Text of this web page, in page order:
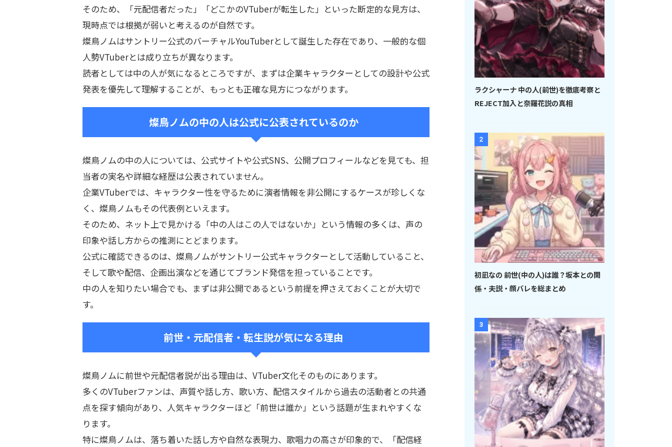
そのため、「元配信者だった」「どこかのVTuberが転生した」といった断定的な見方は、
現時点では根拠が弱いと考えるのが自然です。
燦鳥ノムはサントリー公式のバーチャルYouTuberとして誕生した存在であり、一般的な個
人勢VTuberとは成り立ちが異なります。
読者としては中の人が気になるところですが、まずは企業キャラクターとしての設計や公式
発表を優先して理解することが、もっとも正確な見方につながります。
燦鳥ノムの中の人は公式に公表されているのか
燦鳥ノムの中の人については、公式サイトや公式SNS、公開プロフィールなどを見ても、担
当者の実名や詳細な経歴は公表されていません。
企業VTuberでは、キャラクター性を守るために演者情報を非公開にするケースが珍しくな
く、燦鳥ノムもその代表例といえます。
そのため、ネット上で見かける「中の人はこの人ではないか」という情報の多くは、声の
印象や話し方からの推測にとどまります。
公式に確認できるのは、燦鳥ノムがサントリー公式キャラクターとして活動していること、
そして歌や配信、企画出演などを通じてブランド発信を担っていることです。
中の人を知りたい場合でも、まずは非公開であるという前提を押さえておくことが大切で
す。
前世・元配信者・転生説が気になる理由
燦鳥ノムに前世や元配信者説が出る理由は、VTuber文化そのものにあります。
多くのVTuberファンは、声質や話し方、歌い方、配信スタイルから過去の活動者との共通
点を探す傾向があり、人気キャラクターほど「前世は誰か」という話題が生まれやすくな
ります。
特に燦鳥ノムは、落ち着いた話し方や自然な表現力、歌唱力の高さが印象的で、「配信経
ラクシャーナ 中の人(前世)を徹底考察と
REJECT加入と奈羅花説の真相
2
初凪なの 前世(中の人)は誰？坂本との関
係・夫説・顔バレを総まとめ
3